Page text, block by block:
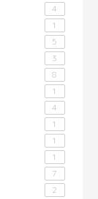
4
1
5
3
8
1
4
1
1
1
7
2